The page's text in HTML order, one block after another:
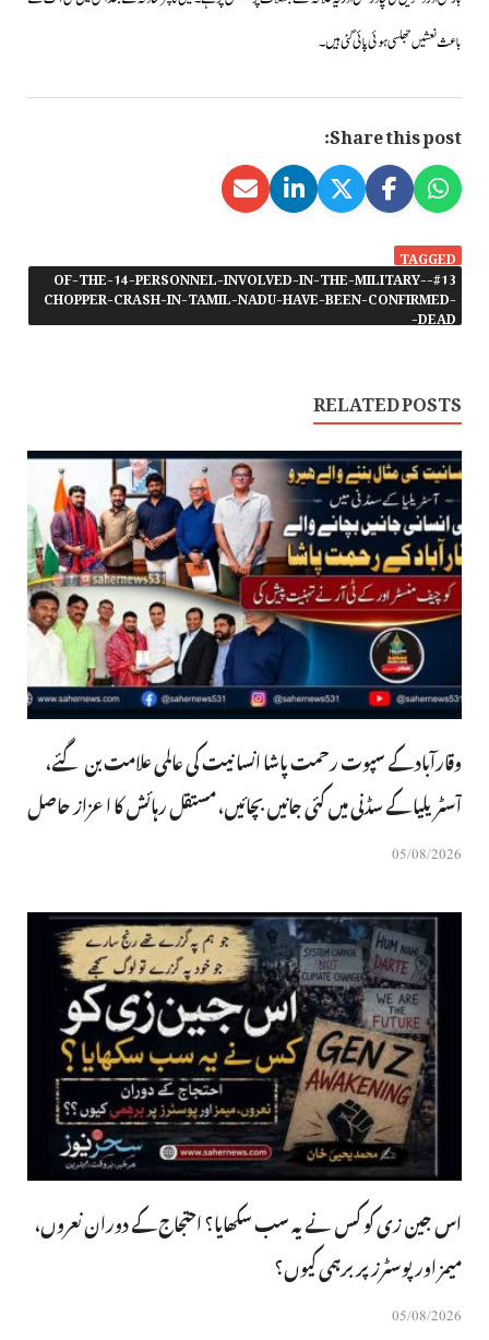
باعث نعشیں جھلسی ہوئی پائی گئی ہیں۔
Share this post:
TAGGED
#13-OF-THE-14-PERSONNEL-INVOLVED-IN-THE-MILITARY-
CHOPPER-CRASH-IN-TAMIL-NADU-HAVE-BEEN-CONFIRMED-
DEAD-
RELATED POSTS
وقارآباد کے سپوت رحمت پاشا انسانیت کی عالمی علامت بن گئے،
آسٹریلیا کے سڈنی میں کئی جانیں بچائیں، مستقل رہائش کا اعزاز حاصل
05/08/2026
اس جین زی کو کس نے یہ سب سکھایا؟ احتجاج کے دوران نعروں،
میمز اور پوسٹرز پر برہمی کیوں؟
05/08/2026